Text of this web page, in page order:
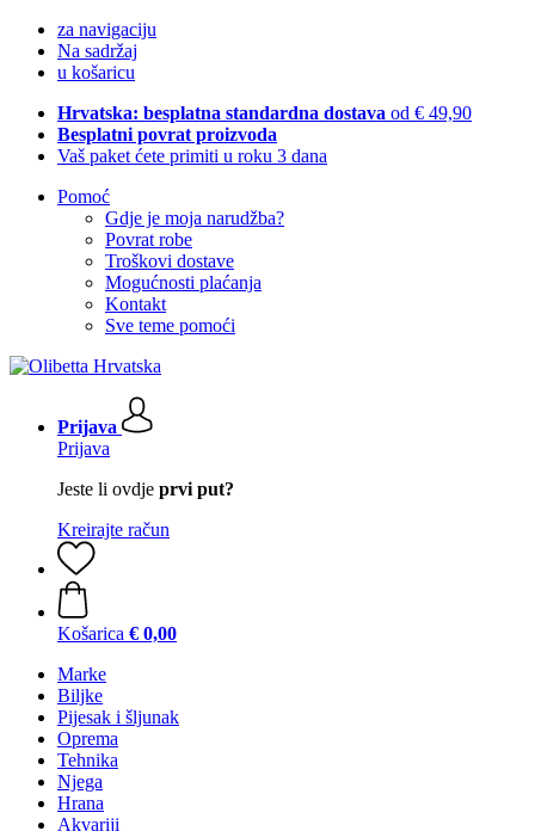
za navigaciju
Na sadržaj
u košaricu
Hrvatska: besplatna standardna dostava od € 49,90
Besplatni povrat proizvoda
Vaš paket ćete primiti u roku 3 dana
Pomoć
Gdje je moja narudžba?
Povrat robe
Troškovi dostave
Mogućnosti plaćanja
Kontakt
Sve teme pomoći
Prijava
Prijava
Jeste li ovdje prvi put?
Kreirajte račun
Košarica € 0,00
Marke
Biljke
Pijesak i šljunak
Oprema
Tehnika
Njega
Hrana
Akvariji